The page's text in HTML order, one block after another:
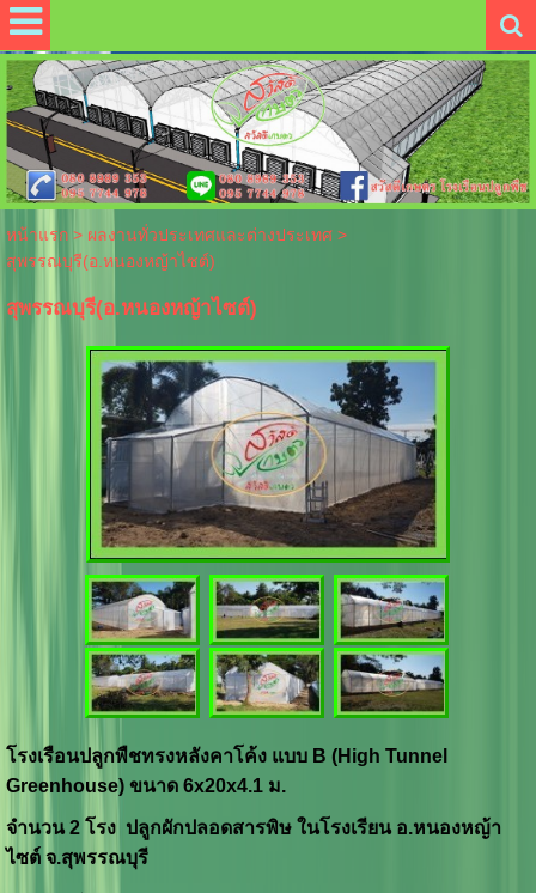
หน้าแรก> ผลงานทั่วประเทศและต่างประเทศ>
สุพรรณบุรี(อ.หนองหญ้าไซต์)
สุพรรณบุรี(อ.หนองหญ้าไซต์)
โรงเรือนปลูกพืชทรงหลังคาโค้ง แบบ B (High Tunnel
Greenhouse) ขนาด 6x20x4.1 ม.
จำนวน 2 โรง ปลูกผักปลอดสารพิษ ในโรงเรียน อ.หนองหญ้า
ไซต์ จ.สุพรรณบุรี